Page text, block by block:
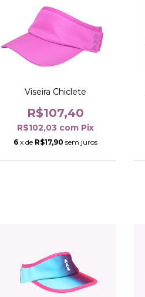
Viseira Chiclete
R$107,40
R$102,03 com Pix
6 x de R$17,90 sem juros